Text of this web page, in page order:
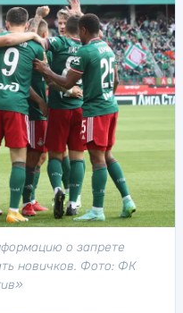
о запрете
новичков. Фото: ФК